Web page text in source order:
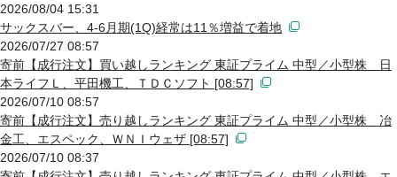
2026/08/04 15:31
サックスバー、4-6月期(1Q)経常は11％増益で着地
2026/07/27 08:57
寄前【成行注文】買い越しランキング 東証プライム 中型／小型株 日
本ライフＬ、平田機工、ＴＤＣソフト [08:57]
2026/07/10 08:57
寄前【成行注文】売り越しランキング 東証プライム 中型／小型株 冶
金工、エスペック、ＷＮＩウェザ [08:57]
2026/07/10 08:37